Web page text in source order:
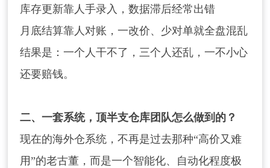
库存更新靠人手录入，数据滞后经常出错
月底结算靠人对账，一改价、少对单就全盘混乱
结果是：一个人干不了，三个人还乱，一不小心
还要赔钱。
二、一套系统，顶半支仓库团队怎么做到的？
现在的海外仓系统，不再是过去那种“高价又难
用”的老古董，而是一个智能化、自动化程度极